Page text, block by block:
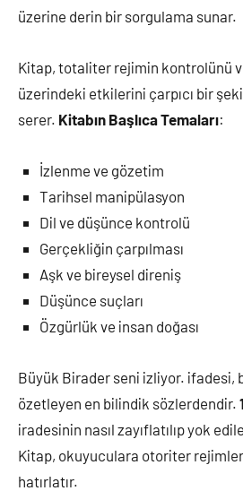
üzerine derin bir sorgulama sunar.
Kitap, totaliter rejimin kontrolünü
üzerindeki etkilerini çarpıcı bir
serer. Kitabın Başlıca Temaları:
İzlenme ve gözetim
Tarihsel manipülasyon
Dil ve düşünce kontrolü
Gerçekliğin çarpılması
Aşk ve bireysel direniş
Düşünce suçları
Özgürlük ve insan doğası
Büyük Birader seni izliyor. ifadesi,
özetleyen en bilindik sözlerdendir.
iradesinin nasıl zayıflatılıp yok
Kitap, okuyuculara otoriter
hatırlatır.